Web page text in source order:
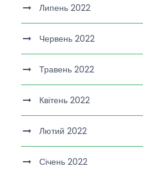
Липень 2022
Червень 2022
Травень 2022
Квітень 2022
Лютий 2022
Січень 2022